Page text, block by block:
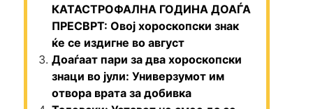
КАТАСТРОФАЛНА ГОДИНА ДОАЃА
ПРЕСВРТ: Овој хороскопски знак
ќе се издигне во август
Доаѓаат пари за два хороскопски
знаци во јули: Универзумот им
отвора врата за добивка